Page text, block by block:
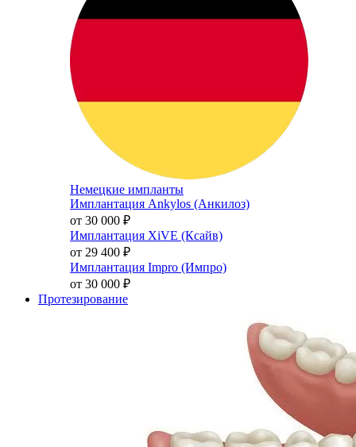
Немецкие импланты
Имплантация Ankylos (Анкилоз)
от 30 000 ₽
Имплантация XiVE (Ксайв)
от 29 400 ₽
Имплантация Impro (Импро)
от 30 000 ₽
Протезирование